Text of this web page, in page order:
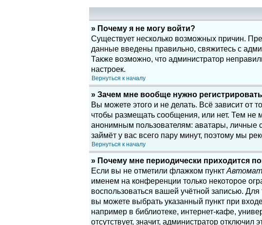
» Почему я не могу войти?
Существует несколько возможных причин.
данные введены правильно, свяжитесь с
Также возможно, что администратор
настроек.
Вернуться к началу
» Зачем мне вообще нужно
Вы можете этого и не делать. Всё зависит от
чтобы размещать сообщения, или нет. Тем не
анонимным пользователям: аватары, личные
займёт у вас всего пару минут, поэтому мы
Вернуться к началу
» Почему мне периодически приходится
Если вы не отметили флажком пункт
именем на конференции только некоторое
воспользоваться вашей учётной записью.
вы можете выбрать указанный пункт при
например в библиотеке, интернет-кафе,
отсутствует, значит, администратор отключил